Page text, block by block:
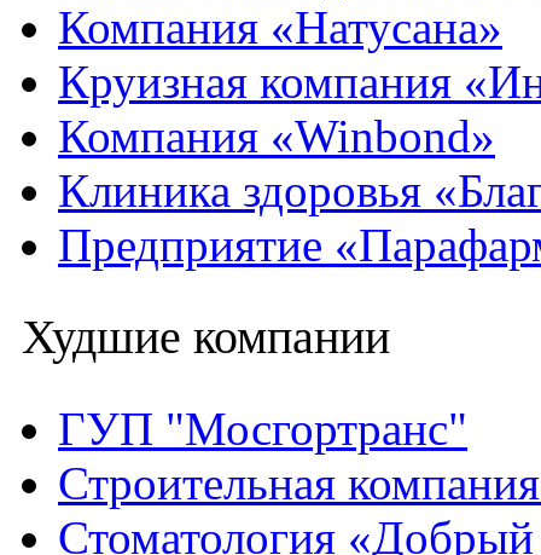
Компания «Натусана»
Круизная компания
Компания «Winbond»
Клиника здоровья
Предприятие
Худшие компании
ГУП "Мосгортранс"
Строительная
Стоматология